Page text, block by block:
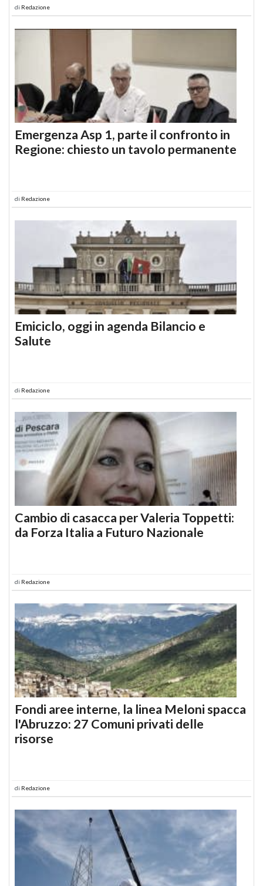
di Redazione
Emergenza Asp 1, parte il confronto in
Regione: chiesto un tavolo permanente
di Redazione
Emiciclo, oggi in agenda Bilancio e
Salute
di Redazione
Cambio di casacca per Valeria Toppetti:
da Forza Italia a Futuro Nazionale
di Redazione
Fondi aree interne, la linea Meloni spacca
l'Abruzzo: 27 Comuni privati delle
risorse
di Redazione